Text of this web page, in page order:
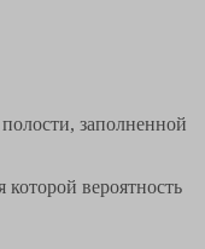
заполненной
вероятность